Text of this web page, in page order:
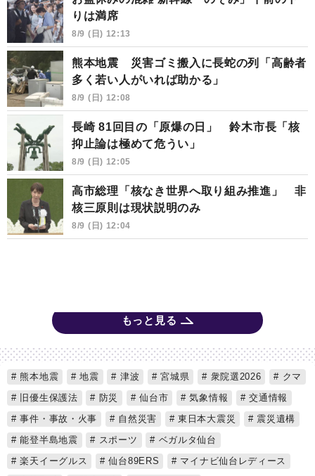
りは満席
8/9 (日) 12:13
熊本地震 災害ゴミ搬入に長蛇の列「高齢者
多く若い人がいれば助かる」
8/9 (日) 12:08
長崎 81回目の「原爆の日」 鈴木市長「核
抑止論は極めて危うい」
8/9 (日) 12:05
高市総理「核なき世界へ取り組み推進」 非
核三原則は現状説明のみ
8/9 (日) 12:04
もっと見る
熊本地震 地震 津波 宮城県 衆院選2026
クマ
旧優生保護法
防災 仙台市 気象情報
交通情報
事件・事故・火事
自然災害 東日本大震災
震災遺構
能登半島地震
スポーツ
ベガルタ仙台
楽天イーグルス
仙台89ERS
マイナビ仙台レディース